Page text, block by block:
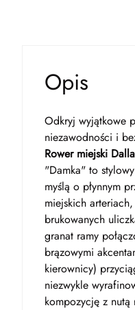
Opis
Odkryj wyjątkowe
niezawodności i
Rower miejski
"Damka" to
myślą o płynnym
miejskich
brukowanych
granat ramy
brązowymi
kierownicy)
niezwykle
kompozycję z nutą